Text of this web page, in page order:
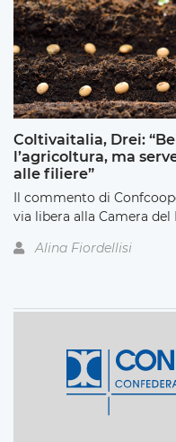
Coltivaitalia, Drei:
l’agricoltura, ma
alle filiere”
Il commento di
via libera alla Camera
Alina Fiordellisi